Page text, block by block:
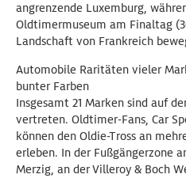
angrenzende Luxemburg,
Oldtimermuseum am Finaltag
Landschaft von Frankreich
Automobile Raritäten vieler
bunter Farben
Insgesamt 21 Marken sind auf
vertreten. Oldtimer-Fans, Car
können den Oldie-Tross an
erleben. In der Fußgängerzone
Merzig, an der Villeroy & Boch